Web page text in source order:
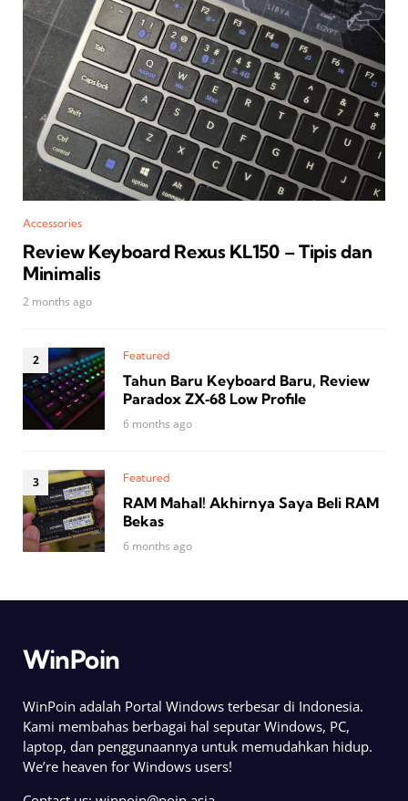
Accessories
Review Keyboard Rexus KL150 – Tipis dan
Minimalis
2 months ago
Featured
Tahun Baru Keyboard Baru, Review
Paradox ZX‑68 Low Profile
6 months ago
Featured
RAM Mahal! Akhirnya Saya Beli RAM
Bekas
6 months ago
WinPoin
WinPoin adalah Portal Windows terbesar di Indonesia.
Kami membahas berbagai hal seputar Windows, PC,
laptop, dan penggunaannya untuk memudahkan hidup.
We’re heaven for Windows users!